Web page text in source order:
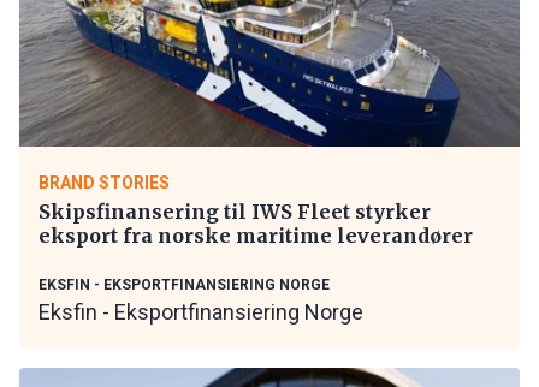
BRAND STORIES
Skipsfinansering til IWS Fleet styrker
eksport fra norske maritime leverandører
EKSFIN - EKSPORTFINANSIERING NORGE
Eksfin - Eksportfinansiering Norge